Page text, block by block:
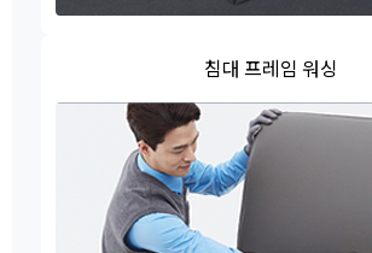
침대 프레임 워싱